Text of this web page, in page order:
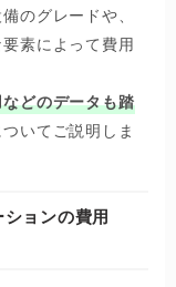
のグレードや、
素によって費用
どのデータも踏
いてご説明しま
ョンの費用